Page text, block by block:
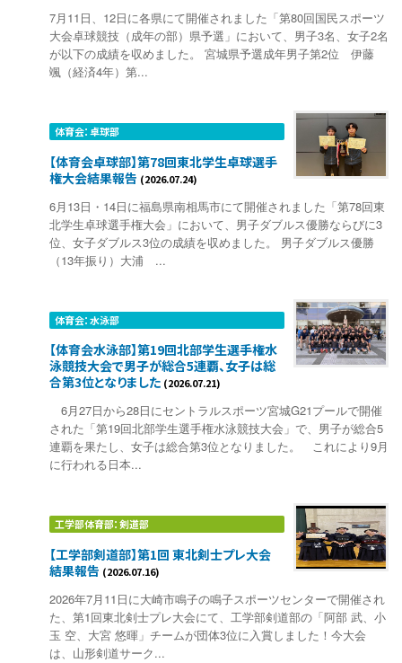
7月11日、12日に各県にて開催されました「第80回国民スポーツ
大会卓球競技（成年の部）県予選」において、男子3名、女子2名
が以下の成績を収めました。 宮城県予選成年男子第2位 伊藤
颯（経済4年）第...
体育会：卓球部
【体育会卓球部】第78回東北学生卓球選手
権大会結果報告 (2026.07.24)
6月13日・14日に福島県南相馬市にて開催されました「第78回東
北学生卓球選手権大会」において、男子ダブルス優勝ならびに3
位、女子ダブルス3位の成績を収めました。 男子ダブルス優勝
（13年振り）大浦 ...
体育会：水泳部
【体育会水泳部】第19回北部学生選手権水
泳競技大会で男子が総合5連覇、女子は総
合第3位となりました (2026.07.21)
6月27日から28日にセントラルスポーツ宮城G21プールで開催
された「第19回北部学生選手権水泳競技大会」で、男子が総合5
連覇を果たし、女子は総合第3位となりました。 これにより9月
に行われる日本...
工学部体育部：剣道部
【工学部剣道部】第1回 東北剣士プレ大会
結果報告 (2026.07.16)
2026年7月11日に大崎市鳴子の鳴子スポーツセンターで開催され
た、第1回東北剣士プレ大会にて、工学部剣道部の「阿部 武、小
玉 空、大宮 悠暉」チームが団体3位に入賞しました！今大会
は、山形剣道サーク...